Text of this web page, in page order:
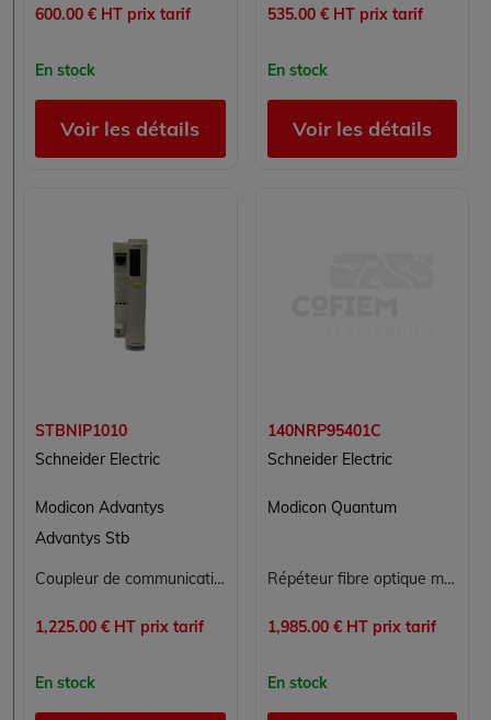
600.00 € HT prix tarif
En stock
Voir les détails
535.00 € HT prix tarif
En stock
Voir les détails
STBNIP1010
Schneider Electric
Modicon Advantys
Advantys Stb
Coupleur de communication réseau Schneider Electric STBNIP1010 Ethernet Modbus TCP EtherNet/IP
1,225.00 € HT prix tarif
En stock
140NRP95401C
Schneider Electric
Modicon Quantum
Répéteur fibre optique monomode Schneider Modicon Quantum 140NRP95401C RIO S908
1,985.00 € HT prix tarif
En stock